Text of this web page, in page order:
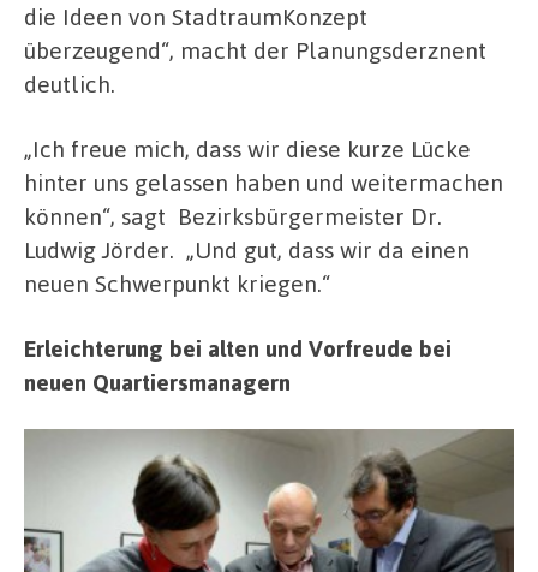
die Ideen von StadtraumKonzept
überzeugend“, macht der Planungsderznent
deutlich.
„Ich freue mich, dass wir diese kurze Lücke
hinter uns gelassen haben und weitermachen
können“, sagt Bezirksbürgermeister Dr.
Ludwig Jörder. „Und gut, dass wir da einen
neuen Schwerpunkt kriegen.“
Erleichterung bei alten und Vorfreude bei
neuen Quartiersmanagern